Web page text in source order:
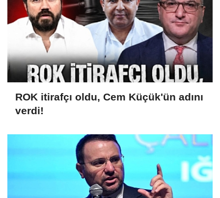
ROK itirafçı oldu, Cem Küçük'ün adını
verdi!